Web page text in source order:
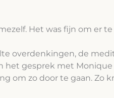
Het was fijn om er
overdenkingen, de
gesprek met
om zo door te gaan. Zo